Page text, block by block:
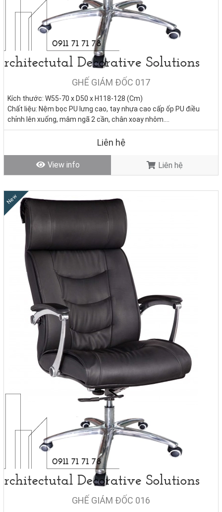
GHẾ GIÁM ĐỐC 017
Kích thước: W55-70 x D50 x H118-128 (Cm)
Chất liệu: Nệm bọc PU lưng cao, tay nhựa cao cấp ốp PU điều
chỉnh lên xuống, mâm ngã 2 cần, chân xoay nhôm.
Tình trạng:Hàng mới - Còn hàng
Liên hệ
View info Liên hệ
New
GHẾ GIÁM ĐỐC 016